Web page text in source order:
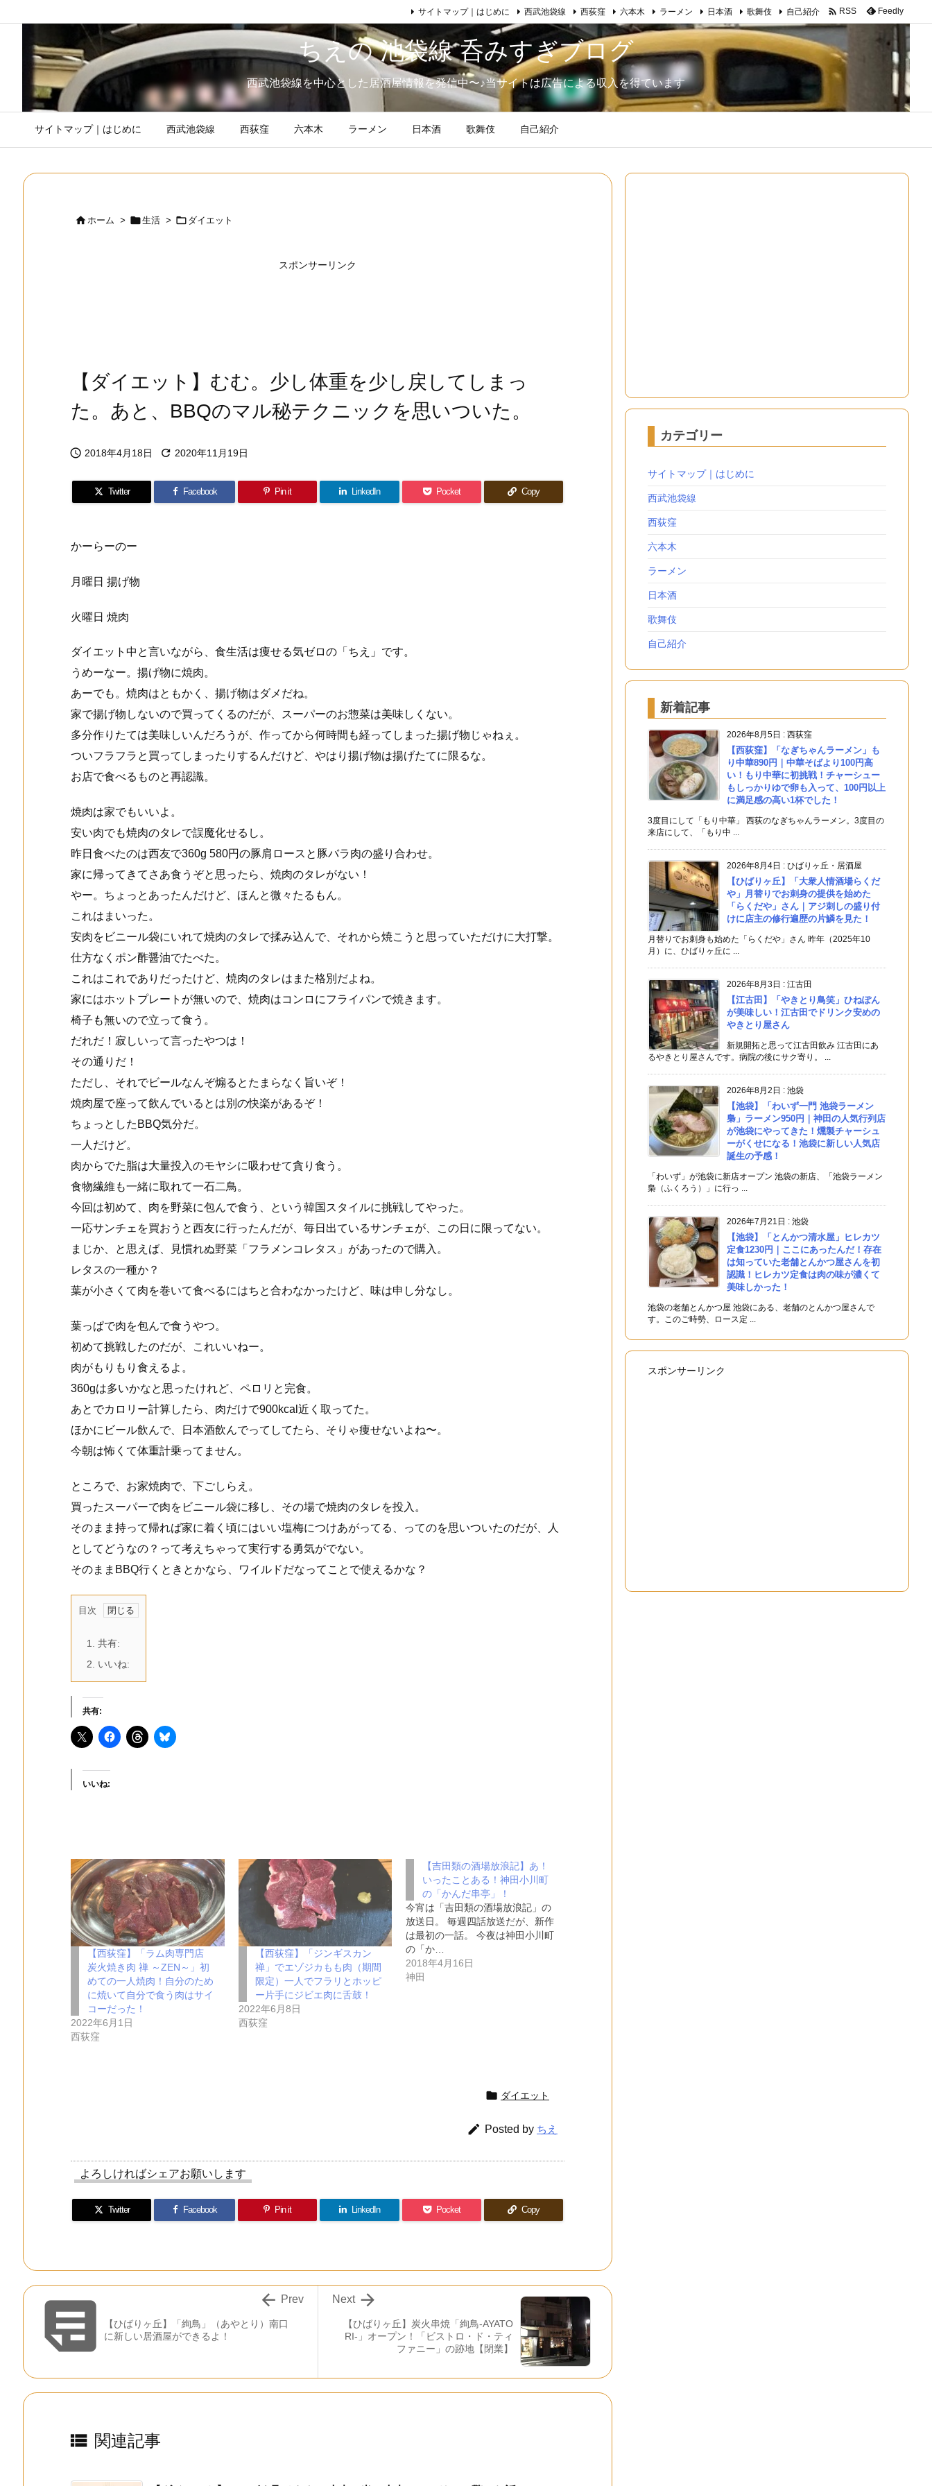
ちえの 池袋線 呑みすぎブログ
西武池袋線を中心とした居酒屋情報を発信中〜♪当サイトは広告による収入を得ています
サイトマップ｜はじめに 西武池袋線 西荻窪 六本木 ラーメン 日本酒 歌舞伎 自己紹介
サイトマップ｜はじめに 西武池袋線 西荻窪 六本木 ラーメン 日本酒 歌舞伎 自己紹介  RSS Feedly
ホーム > 生活 >  ダイエット
スポンサーリンク
【ダイエット】むむ。少し体重を少し戻してしまっ
た。あと、BBQのマル秘テクニックを思いついた。
 2018年4月18日  2020年11月19日
Twitter Facebook Pin it LinkedIn Pocket Copy
かーらーのー
月曜日 揚げ物
火曜日 焼肉
ダイエット中と言いながら、食生活は痩せる気ゼロの「ちえ」です。
うめーなー。揚げ物に焼肉。
あーでも。焼肉はともかく、揚げ物はダメだね。
家で揚げ物しないので買ってくるのだが、スーパーのお惣菜は美味しくない。
多分作りたては美味しいんだろうが、作ってから何時間も経ってしまった揚げ物じゃねぇ。
ついフラフラと買ってしまったりするんだけど、やはり揚げ物は揚げたてに限るな。
お店で食べるものと再認識。
焼肉は家でもいいよ。
安い肉でも焼肉のタレで誤魔化せるし。
昨日食べたのは西友で360g 580円の豚肩ロースと豚バラ肉の盛り合わせ。
家に帰ってきてさあ食うぞと思ったら、焼肉のタレがない！
やー。ちょっとあったんだけど、ほんと微々たるもん。
これはまいった。
安肉をビニール袋にいれて焼肉のタレで揉み込んで、それから焼こうと思っていただけに大打撃。
仕方なくポン酢醤油でたべた。
これはこれでありだったけど、焼肉のタレはまた格別だよね。
家にはホットプレートが無いので、焼肉はコンロにフライパンで焼きます。
椅子も無いので立って食う。
だれだ！寂しいって言ったやつは！
その通りだ！
ただし、それでビールなんぞ煽るとたまらなく旨いぞ！
焼肉屋で座って飲んでいるとは別の快楽があるぞ！
ちょっとしたBBQ気分だ。
一人だけど。
肉からでた脂は大量投入のモヤシに吸わせて貪り食う。
食物繊維も一緒に取れて一石二鳥。
今回は初めて、肉を野菜に包んで食う、という韓国スタイルに挑戦してやった。
一応サンチェを買おうと西友に行ったんだが、毎日出ているサンチェが、この日に限ってない。
まじか、と思えば、見慣れぬ野菜「フラメンコレタス」があったので購入。
レタスの一種か？
葉が小さくて肉を巻いて食べるにはちと合わなかったけど、味は申し分なし。
葉っぱで肉を包んで食うやつ。
初めて挑戦したのだが、これいいねー。
肉がもりもり食えるよ。
360gは多いかなと思ったけれど、ペロリと完食。
あとでカロリー計算したら、肉だけで900kcal近く取ってた。
ほかにビール飲んで、日本酒飲んでってしてたら、そりゃ痩せないよね〜。
今朝は怖くて体重計乗ってません。
ところで、お家焼肉で、下ごしらえ。
買ったスーパーで肉をビニール袋に移し、その場で焼肉のタレを投入。
そのまま持って帰れば家に着く頃にはいい塩梅につけあがってる、ってのを思いついたのだが、人
としてどうなの？って考えちゃって実行する勇気がでない。
そのままBBQ行くときとかなら、ワイルドだなってことで使えるかな？
目次
1.
共有:
2.
いいね:
共有:
いいね:
【西荻窪】「ラム肉専門店
炭火焼き肉 禅 ～ZEN～」初
めての一人焼肉！自分のため
に焼いて自分で食う肉はサイ
コーだった！
2022年6月1日
西荻窪
【西荻窪】「ジンギスカン
禅」でエゾジカもも肉（期間
限定）一人でフラリとホッピ
ー片手にジビエ肉に舌鼓！
2022年6月8日
西荻窪
【吉田類の酒場放浪記】あ！
いったことある！神田小川町
の「かんだ串亭」！
今宵は「吉田類の酒場放浪記」の
放送日。 毎週四話放送だが、新作
は最初の一話。 今夜は神田小川町
の「か…
2018年4月16日
神田
 ダイエット
 Posted by ちえ
よろしければシェアお願いします
Twitter Facebook Pin it LinkedIn Pocket Copy
【ひばりヶ丘】炭火串焼「絢鳥-AYATO
RI-」オープン！「ビストロ・ド・ティ
ファニー」の跡地【閉業】

Next
 【ひばりヶ丘】「絢鳥」（あやとり）南口
に新しい居酒屋ができるよ！
 Prev
 関連記事
カテゴリー
サイトマップ｜はじめに
西武池袋線
西荻窪
六本木
ラーメン
日本酒
歌舞伎
自己紹介
新着記事
2026年8月5日 : 西荻窪
【西荻窪】「なぎちゃんラーメン」も
り中華890円｜中華そばより100円高
い！もり中華に初挑戦！チャーシュー
もしっかりゆで卵も入って、100円以上
に満足感の高い1杯でした！
3度目にして「もり中華」 西荻のなぎちゃんラーメン。3度目の
来店にして、「もり中 ...
2026年8月4日 : ひばりヶ丘・居酒屋
【ひばりヶ丘】「大衆人情酒場らくだ
や」月替りでお刺身の提供を始めた
「らくだや」さん｜アジ刺しの盛り付
けに店主の修行遍歴の片鱗を見た！
月替りでお刺身も始めた「らくだや」さん 昨年（2025年10
月）に、ひばりヶ丘に ...
2026年8月3日 : 江古田
【江古田】「やきとり鳥笑」ひねぽん
が美味しい！江古田でドリンク安めの
やきとり屋さん
新規開拓と思って江古田飲み 江古田にあ
るやきとり屋さんです。病院の後にサク寄り。 ...
2026年8月2日 : 池袋
【池袋】「わいず一門 池袋ラーメン
梟」ラーメン950円｜神田の人気行列店
が池袋にやってきた！燻製チャーシュ
ーがくせになる！池袋に新しい人気店
誕生の予感！
「わいず」が池袋に新店オープン 池袋の新店、「池袋ラーメン
梟（ふくろう）」に行っ ...
2026年7月21日 : 池袋
【池袋】「とんかつ清水屋」ヒレカツ
定食1230円｜ここにあったんだ！存在
は知っていた老舗とんかつ屋さんを初
認識！ヒレカツ定食は肉の味が濃くて
美味しかった！
池袋の老舗とんかつ屋 池袋にある、老舗のとんかつ屋さんで
す。このご時勢、ロース定 ...
スポンサーリンク